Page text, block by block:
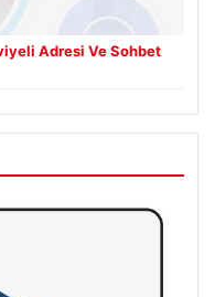
Adresi Ve Sohbet